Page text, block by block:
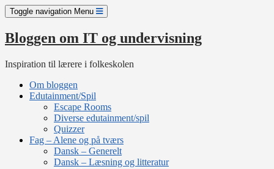
Skip
to
content
Toggle navigation Menu
Bloggen om IT og undervisning
Inspiration til lærere i folkeskolen
Om bloggen
Edutainment/Spil
Escape Rooms
Diverse edutainment/spil
Quizzer
Fag – Alene og på tværs
Dansk – Generelt
Dansk – Læsning og litteratur